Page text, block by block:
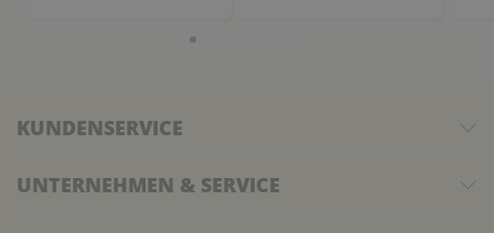
KUNDENSERVICE
UNTERNEHMEN & SERVICE